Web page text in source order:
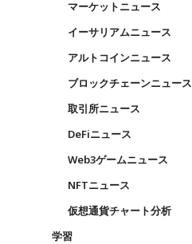
マーケットニュース
イーサリアムニュース
アルトコインニュース
ブロックチェーンニュース
取引所ニュース
DeFiニュース
Web3ゲームニュース
NFTニュース
仮想通貨チャート分析
学習